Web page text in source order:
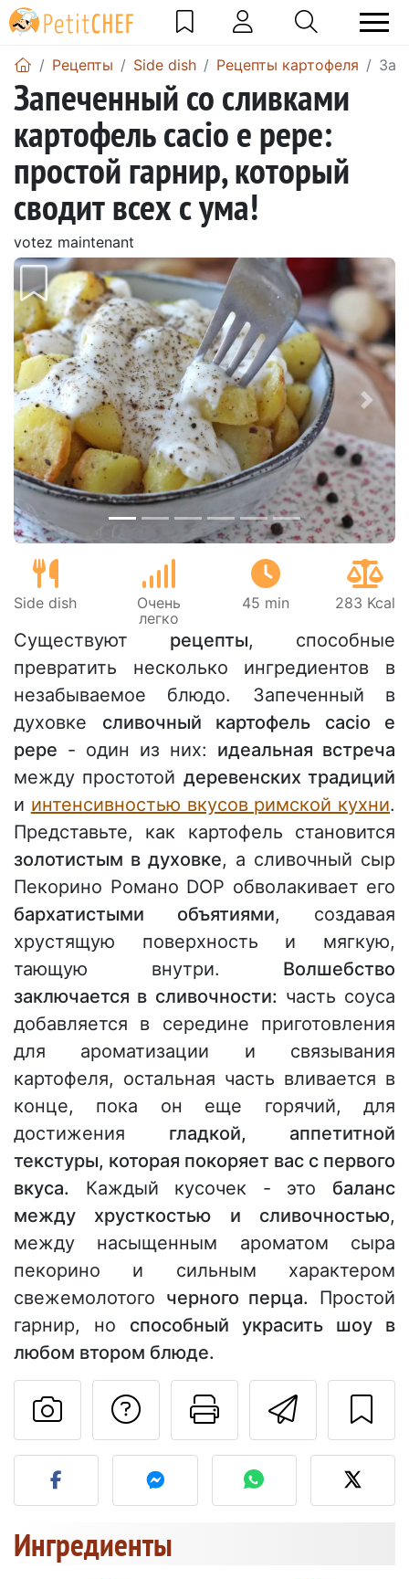
Pецепты Side dish Рецепты картофеля
Запеченный со сливками
картофель cacio e pepe:
простой гарнир, который
сводит всех с ума!
votez maintenant
Предыдущий
Side dish
Очень
легко
45 min 283 Kcal
Существуют рецепты, способные
превратить несколько ингредиентов в
незабываемое блюдо. Запеченный в
духовке сливочный картофель cacio e
pepe - один из них: идеальная встреча
между простотой деревенских традиций
и интенсивностью вкусов римской кухни.
Представьте, как картофель становится
золотистым в духовке, а сливочный сыр
Пекорино Романо DOP обволакивает его
бархатистыми объятиями, создавая
хрустящую поверхность и мягкую,
тающую внутри. Волшебство
заключается в сливочности: часть соуса
добавляется в середине приготовления
для ароматизации и связывания
картофеля, остальная часть вливается в
конце, пока он еще горячий, для
достижения гладкой, аппетитной
текстуры, которая покоряет вас с первого
вкуса. Каждый кусочек - это баланс
между хрусткостью и сливочностью,
между насыщенным ароматом сыра
пекорино и сильным характером
свежемолотого черного перца. Простой
гарнир, но способный украсить шоу в
любом втором блюде.
Задать вопрос
Разместите фото этого
Ингредиенты